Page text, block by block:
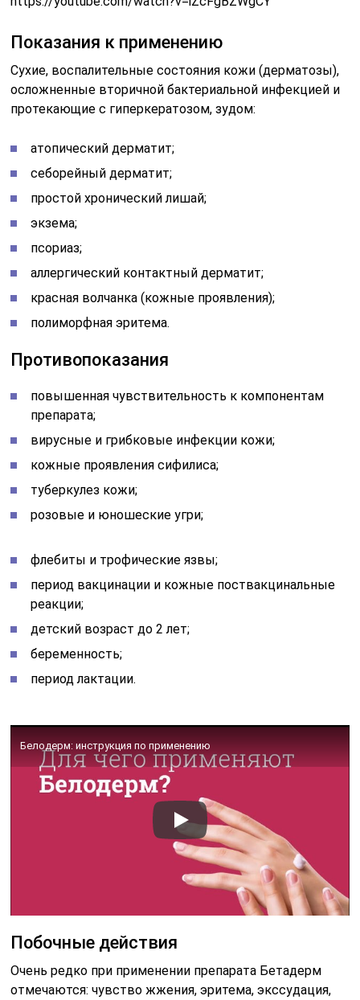
Показания к применению
Сухие, воспалительные состояния кожи (дерматозы),
осложненные вторичной бактериальной инфекцией и
протекающие с гиперкератозом, зудом:
атопический дерматит;
себорейный дерматит;
простой хронический лишай;
экзема;
псориаз;
аллергический контактный дерматит;
красная волчанка (кожные проявления);
полиморфная эритема.
Противопоказания
повышенная чувствительность к компонентам
препарата;
вирусные и грибковые инфекции кожи;
кожные проявления сифилиса;
туберкулез кожи;
розовые и юношеские угри;
флебиты и трофические язвы;
период вакцинации и кожные поствакцинальные
реакции;
детский возраст до 2 лет;
беременность;
период лактации.
Белодерм: инструкция по применению
Побочные действия
Очень редко при применении препарата Бетадерм
отмечаются: чувство жжения, эритема, экссудация,